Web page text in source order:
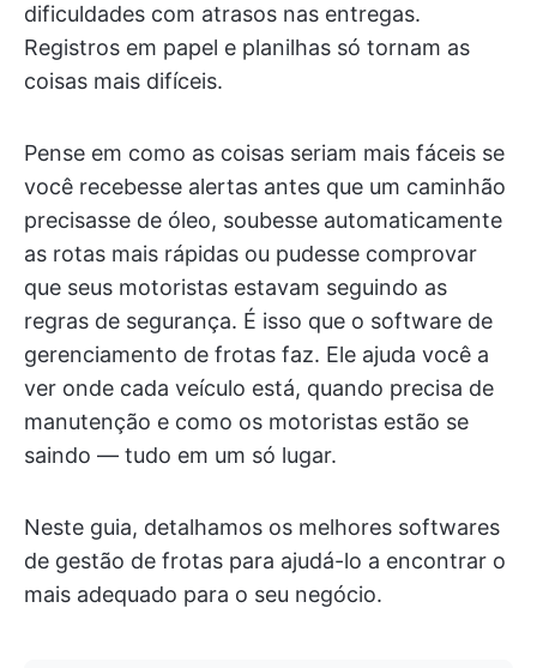
dificuldades com atrasos nas entregas.
Registros em papel e planilhas só tornam as
coisas mais difíceis.
Pense em como as coisas seriam mais fáceis se
você recebesse alertas antes que um caminhão
precisasse de óleo, soubesse automaticamente
as rotas mais rápidas ou pudesse comprovar
que seus motoristas estavam seguindo as
regras de segurança. É isso que o software de
gerenciamento de frotas faz. Ele ajuda você a
ver onde cada veículo está, quando precisa de
manutenção e como os motoristas estão se
saindo — tudo em um só lugar.
Neste guia, detalhamos os melhores softwares
de gestão de frotas para ajudá-lo a encontrar o
mais adequado para o seu negócio.